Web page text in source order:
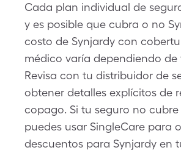
Cada plan individual de
y es posible que cubra o no
costo de Synjardy con
médico varía dependiendo de
Revisa con tu distribuidor de
obtener detalles explícitos de
copago. Si tu seguro no cubre
puedes usar SingleCare para
descuentos para Synjardy en